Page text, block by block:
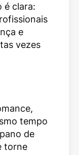
é clara:
e
vezes
tempo
de
torne